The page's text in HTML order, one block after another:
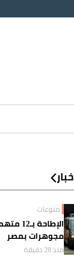
منوعات
مجوهرات بمصر
منذ 28 دقيقة